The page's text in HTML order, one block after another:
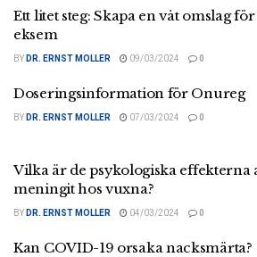
Ett litet steg: Skapa en våt omslag för
eksem
BY DR. ERNST MOLLER 09/03/2024 0
Doseringsinformation för Onureg
BY DR. ERNST MOLLER 07/03/2024 0
Vilka är de psykologiska effekterna
meningit hos vuxna?
BY DR. ERNST MOLLER 04/03/2024 0
Kan COVID-19 orsaka nacksmärta?